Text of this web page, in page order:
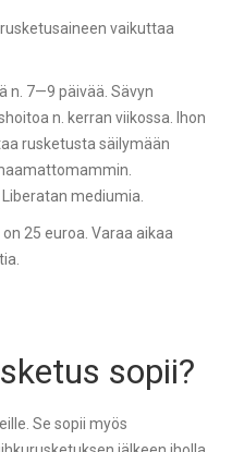
vaikuttaa
n. 7—9 päivää. Sävyn
n. kerran viikossa. Ihon
rusketusta säilymään
mediumia.
25 euroa. Varaa aikaa
sopii?
Se sopii myös